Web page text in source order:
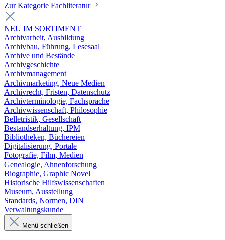
Zur Kategorie Fachliteratur
NEU IM SORTIMENT
Archivarbeit, Ausbildung
Archivbau, Führung, Lesesaal
Archive und Bestände
Archivgeschichte
Archivmanagement
Archivmarketing, Neue Medien
Archivrecht, Fristen, Datenschutz
Archivterminologie, Fachsprache
Archivwissenschaft, Philosophie
Belletristik, Gesellschaft
Bestandserhaltung, IPM
Bibliotheken, Büchereien
Digitalisierung, Portale
Fotografie, Film, Medien
Genealogie, Ahnenforschung
Biographie, Graphic Novel
Historische Hilfswissenschaften
Museum, Ausstellung
Standards, Normen, DIN
Verwaltungskunde
Menü schließen